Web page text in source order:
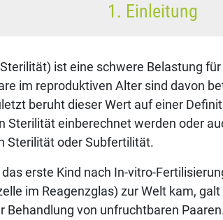
1. Einleitung
ist eine schwere Belastung
im reproduktiven Alter sind davon
beruht dieser Wert auf einer
Sterilität einberechnet werden oder
Sterilität oder Subfertilität.
erste Kind nach In-vitro-
im Reagenzglas) zur Welt kam,
Behandlung von unfruchtbaren